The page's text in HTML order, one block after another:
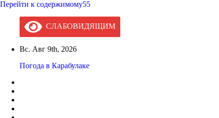
Перейти к содержимому55
СЛАБОВИДЯЩИМ
Вс. Авг 9th, 2026
Погода в Карабулаке